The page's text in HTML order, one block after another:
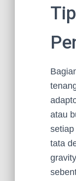
atau
setiap
tata